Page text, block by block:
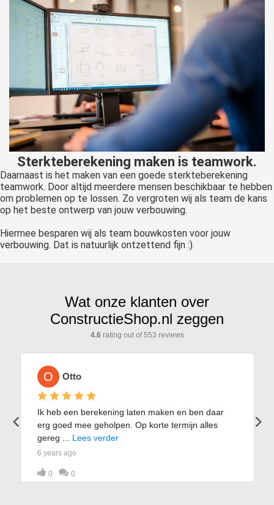
Sterkteberekening maken is teamwork.
Daarnaast is het maken van een goede sterkteberekening
teamwork. Door altijd meerdere mensen beschikbaar te hebben
om problemen op te lossen. Zo vergroten wij als team de kans
op het beste ontwerp van jouw verbouwing.
Hiermee besparen wij als team bouwkosten voor jouw
verbouwing. Dat is natuurlijk ontzettend fijn :).